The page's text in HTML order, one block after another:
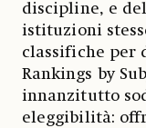
discipline, e
istituzioni
classifiche per
Rankings by
innanzitutto
eleggibilità: